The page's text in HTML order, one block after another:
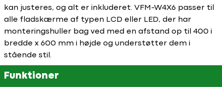
kan justeres, og alt er inkluderet. VFM-W4X6 passer til
alle fladskærme af typen LCD eller LED, der har
monteringshuller bag ved med en afstand op til 400 i
bredde x 600 mm i højde og understøtter dem i
stående stil.
Funktioner